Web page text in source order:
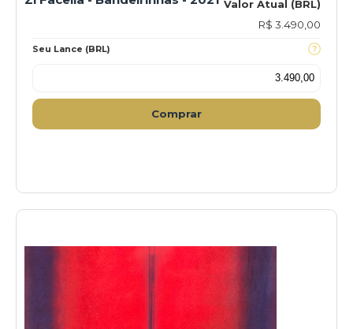
Valor Atual (BRL)
R$ 3.490,00
Seu Lance (BRL)
Comprar